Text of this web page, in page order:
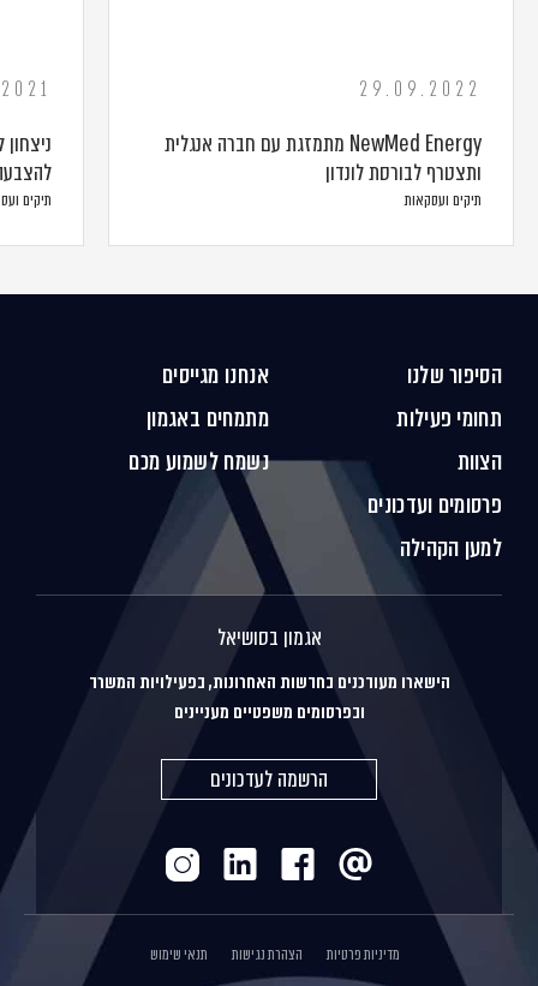
29.09.2022
NewMed Energy מתמזגת עם חברה אנגלית
ותצטרף לבורסת לונדון
תיקים ועסקאות תיקים
הסיפור שלנו
תחומי פעילות
הצוות
פרסומים ועדכונים
למען הקהילה
אנחנו מגייסים
מתמחים באגמון
נשמח לשמוע מכם
אגמון בסושיאל
הישארו מעודכנים בחדשות האחרונות, בפעילויות המשרד
ובפרסומים משפטיים מעניינים
הרשמה לעדכונים
מדיניות פרטיות הצהרת נגישות תנאי שימוש